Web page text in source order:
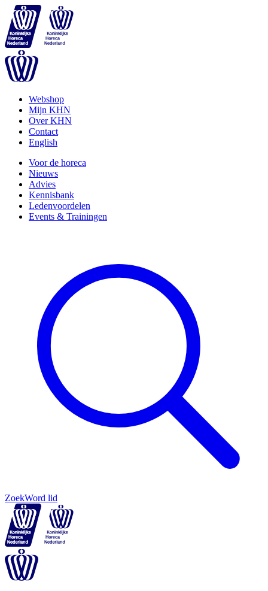
Webshop
Mijn KHN
Over KHN
Contact
English
Voor de horeca
Nieuws
Advies
Kennisbank
Ledenvoordelen
Events & Trainingen
ZoekWord lid